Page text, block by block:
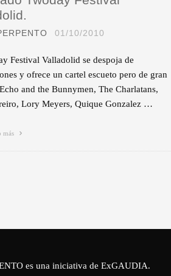
01/10/2010
Festival Valladolid se despoja de
y ofrece un cartel escueto pero de gran
and the Bunnymen, The Charlatans,
Lory Meyers, Quique Gonzalez …
más
es una iniciativa de ExGAUDIA.